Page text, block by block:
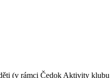
(v rámci Čedok Aktivity